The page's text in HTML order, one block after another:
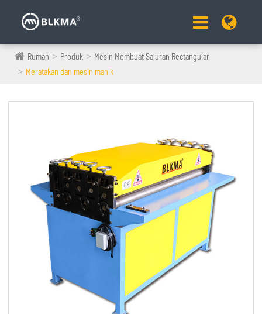
Rumah Produk
Mesin Membuat Saluran Rectangular
Meratakan dan mesin manik